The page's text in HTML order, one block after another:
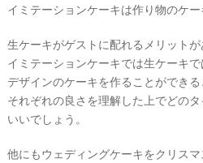
イミテーションケーキは作り物のケー
生ケーキがゲストに配れるメリットが
イミテーションケーキでは生ケーキ
デザインのケーキを作ることができる
それぞれの良さを理解した上でどの
いいでしょう。
他にもウェディングケーキをクリス
結
婚
の
段